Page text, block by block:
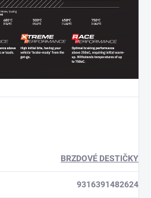
BRZDOVÉ DESTIČKY
9316391482624